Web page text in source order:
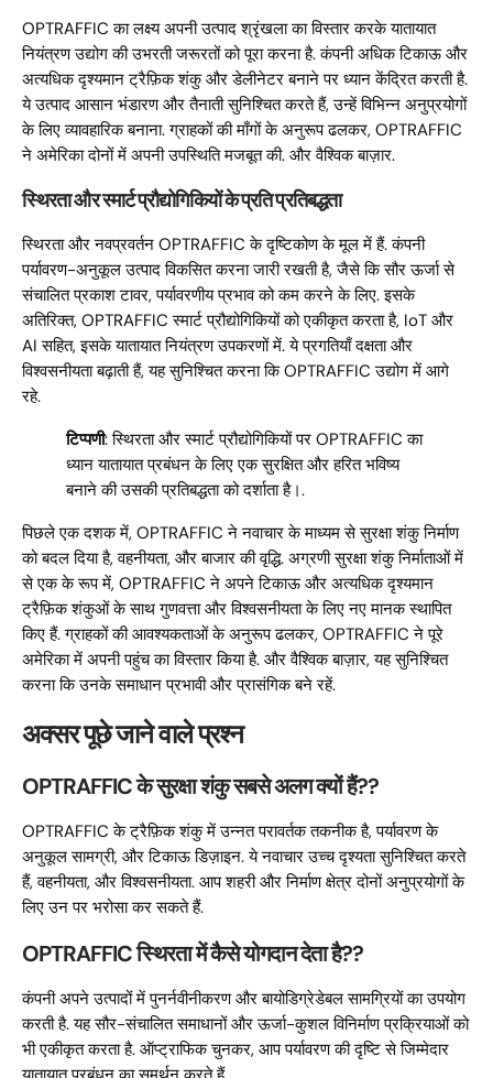
OPTRAFFIC का लक्ष्य अपनी उत्पाद श्रृंखला का विस्तार करके यातायात
नियंत्रण उद्योग की उभरती जरूरतों को पूरा करना है. कंपनी अधिक टिकाऊ और
अत्यधिक दृश्यमान ट्रैफ़िक शंकु और डेलीनेटर बनाने पर ध्यान केंद्रित करती है.
ये उत्पाद आसान भंडारण और तैनाती सुनिश्चित करते हैं, उन्हें विभिन्न अनुप्रयोगों
के लिए व्यावहारिक बनाना. ग्राहकों की माँगों के अनुरूप ढलकर, OPTRAFFIC
ने अमेरिका दोनों में अपनी उपस्थिति मजबूत की. और वैश्विक बाज़ार.
स्थिरता और स्मार्ट प्रौद्योगिकियों के प्रति प्रतिबद्धता
स्थिरता और नवप्रवर्तन OPTRAFFIC के दृष्टिकोण के मूल में हैं. कंपनी
पर्यावरण-अनुकूल उत्पाद विकसित करना जारी रखती है, जैसे कि सौर ऊर्जा से
संचालित प्रकाश टावर, पर्यावरणीय प्रभाव को कम करने के लिए. इसके
अतिरिक्त, OPTRAFFIC स्मार्ट प्रौद्योगिकियों को एकीकृत करता है, IoT और
AI सहित, इसके यातायात नियंत्रण उपकरणों में. ये प्रगतियाँ दक्षता और
विश्वसनीयता बढ़ाती हैं, यह सुनिश्चित करना कि OPTRAFFIC उद्योग में आगे
रहे.
टिप्पणी: स्थिरता और स्मार्ट प्रौद्योगिकियों पर OPTRAFFIC का
ध्यान यातायात प्रबंधन के लिए एक सुरक्षित और हरित भविष्य
बनाने की उसकी प्रतिबद्धता को दर्शाता है।.
पिछले एक दशक में, OPTRAFFIC ने नवाचार के माध्यम से सुरक्षा शंकु निर्माण
को बदल दिया है, वहनीयता, और बाजार की वृद्धि. अग्रणी सुरक्षा शंकु निर्माताओं में
से एक के रूप में, OPTRAFFIC ने अपने टिकाऊ और अत्यधिक दृश्यमान
ट्रैफ़िक शंकुओं के साथ गुणवत्ता और विश्वसनीयता के लिए नए मानक स्थापित
किए हैं. ग्राहकों की आवश्यकताओं के अनुरूप ढलकर, OPTRAFFIC ने पूरे
अमेरिका में अपनी पहुंच का विस्तार किया है. और वैश्विक बाज़ार, यह सुनिश्चित
करना कि उनके समाधान प्रभावी और प्रासंगिक बने रहें.
अक्सर पूछे जाने वाले प्रश्न
OPTRAFFIC के सुरक्षा शंकु सबसे अलग क्यों हैं??
OPTRAFFIC के ट्रैफ़िक शंकु में उन्नत परावर्तक तकनीक है, पर्यावरण के
अनुकूल सामग्री, और टिकाऊ डिज़ाइन. ये नवाचार उच्च दृश्यता सुनिश्चित करते
हैं, वहनीयता, और विश्वसनीयता. आप शहरी और निर्माण क्षेत्र दोनों अनुप्रयोगों के
लिए उन पर भरोसा कर सकते हैं.
OPTRAFFIC स्थिरता में कैसे योगदान देता है??
कंपनी अपने उत्पादों में पुनर्नवीनीकरण और बायोडिग्रेडेबल सामग्रियों का उपयोग
करती है. यह सौर-संचालित समाधानों और ऊर्जा-कुशल विनिर्माण प्रक्रियाओं को
भी एकीकृत करता है. ऑप्ट्राफिक चुनकर, आप पर्यावरण की दृष्टि से जिम्मेदार